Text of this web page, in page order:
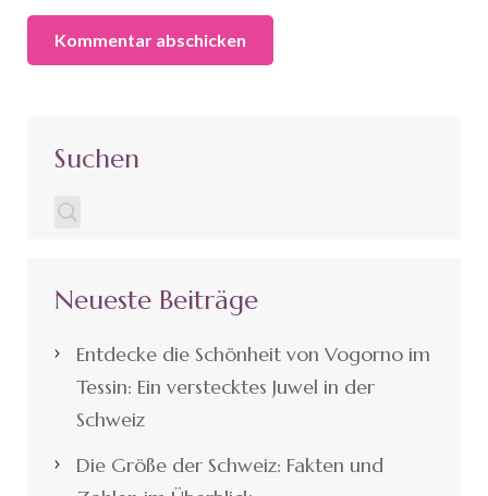
Suchen
Neueste Beiträge
Entdecke die Schönheit von Vogorno im
Tessin: Ein verstecktes Juwel in der
Schweiz
Die Größe der Schweiz: Fakten und